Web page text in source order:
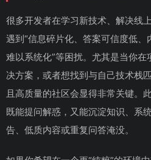
很多开发者在学习新技术、解决线
遇到“信息碎片化、答案可信度低
难以系统化”等困扰。尤其是当你
决方案，或者想找到与自己技术栈
且高质量的社区会显得非常关键。
既能提问解惑，又能沉淀知识、系
告、低质内容或重复问答淹没。